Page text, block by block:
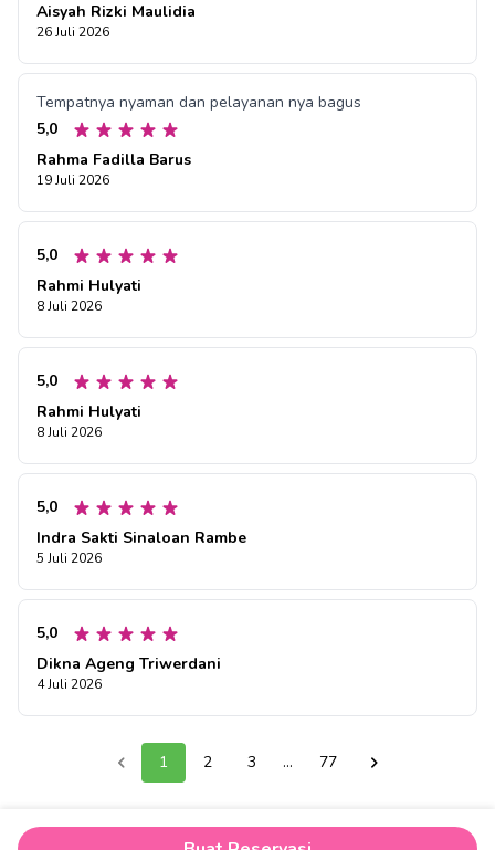
Aisyah Rizki Maulidia
26 Juli 2026
Tempatnya nyaman dan pelayanan nya bagus
5,0
Rahma Fadilla Barus
19 Juli 2026
5,0
Rahmi Hulyati
8 Juli 2026
5,0
Rahmi Hulyati
8 Juli 2026
5,0
Indra Sakti Sinaloan Rambe
5 Juli 2026
5,0
Dikna Ageng Triwerdani
4 Juli 2026
1 2 3 ... 77